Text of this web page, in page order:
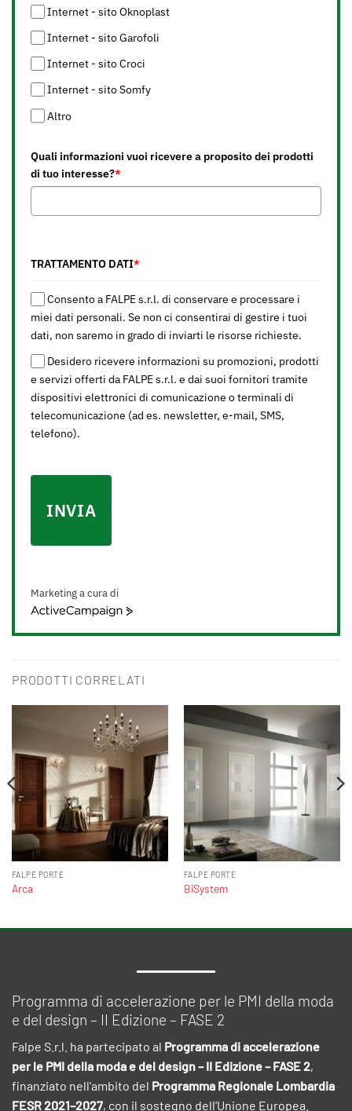
Internet - sito Oknoplast
Internet - sito Garofoli
Internet - sito Croci
Internet - sito Somfy
Altro
Quali informazioni vuoi ricevere a proposito dei prodotti
di tuo interesse?*
TRATTAMENTO DATI*
Consento a FALPE s.r.l. di conservare e processare i
miei dati personali. Se non ci consentirai di gestire i tuoi
dati, non saremo in grado di inviarti le risorse richieste.
Desidero ricevere informazioni su promozioni, prodotti
e servizi offerti da FALPE s.r.l. e dai suoi fornitori tramite
dispositivi elettronici di comunicazione o terminali di
telecomunicazione (ad es. newsletter, e-mail, SMS,
telefono).
INVIA
Marketing a cura di
ActiveCampaign
PRODOTTI CORRELATI
FALPE PORTE
Arca
FALPE PORTE
BiSystem
Programma di accelerazione per le PMI della moda
e del design – II Edizione – FASE 2
Falpe S.r.l. ha partecipato al Programma di accelerazione
per le PMI della moda e del design – II Edizione – FASE 2,
finanziato nell'ambito del Programma Regionale Lombardia
FESR 2021–2027, con il sostegno dell'Unione Europea.